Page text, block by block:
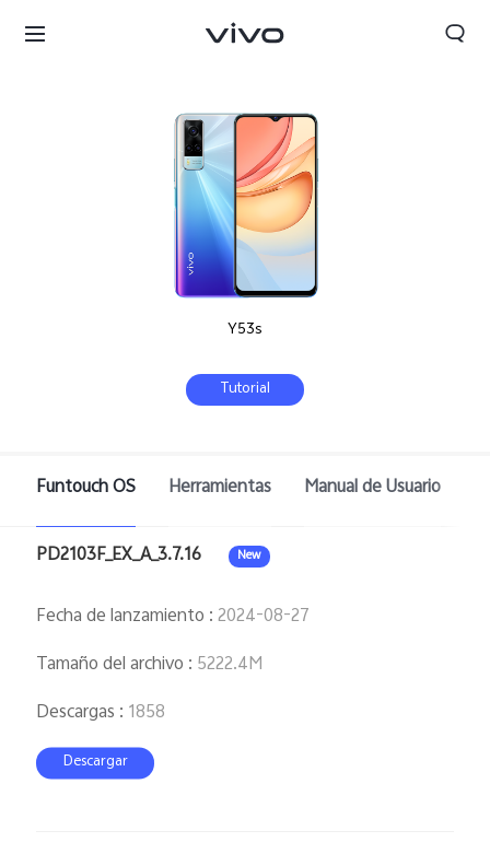
Y53s
Tutorial
Funtouch OS Herramientas Manual de Usuario
PD2103F_EX_A_3.7.16 New
Fecha de lanzamiento :2024-08-27
Tamaño del archivo : 5222.4M
Descargas : 1858
Descargar